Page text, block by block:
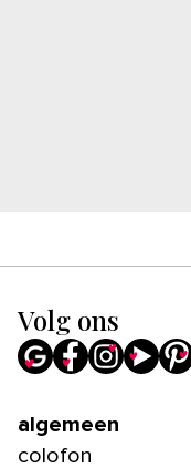
Volg ons
algemeen
colofon